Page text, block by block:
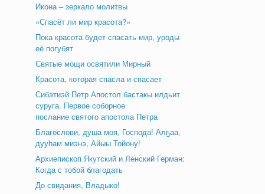
Икона – зеркало молитвы
«Спасёт ли мир красота?»
Пока красота будет спасать мир, уроды
её погубят
Святые мощи освятили Мирный
Красота, которая спасла и спасает
Сибэтиэй Петр Апостол бастакы илдьит
суруга. Первое соборное
послание святого апостола Петра
Благослови, душа моя, Господа! Алҕаа,
дууһам миэнэ, Айыы Тойону!
Архиепископ Якутский и Ленский Герман:
Когда с тобой благодать
До свидания, Владыко!